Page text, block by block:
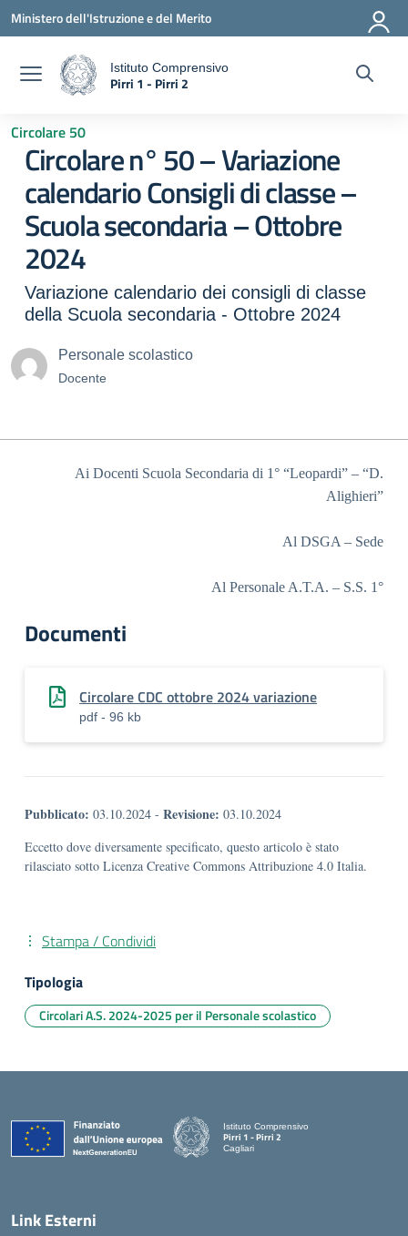
Vai ai contenuti
Vai al menu di navigazione
Vai al footer
Ministero dell'Istruzione e del Merito
Istituto Comprensivo
Pirri 1 - Pirri 2
Circolare 50
Circolare n° 50 – Variazione
calendario Consigli di classe –
Scuola secondaria – Ottobre
2024
Variazione calendario dei consigli di classe
della Scuola secondaria - Ottobre 2024
Personale scolastico
Docente
Ai Docenti Scuola Secondaria di 1° “Leopardi” – “D.
Alighieri”
Al DSGA – Sede
Al Personale A.T.A. – S.S. 1°
Documenti
Circolare CDC ottobre 2024 variazione
pdf - 96 kb
Pubblicato: 03.10.2024 - Revisione: 03.10.2024
Eccetto dove diversamente specificato, questo articolo è stato
rilasciato sotto Licenza Creative Commons Attribuzione 4.0 Italia.
Stampa / Condividi
Tipologia
Circolari A.S. 2024-2025 per il Personale scolastico
Istituto Comprensivo
Pirri 1 - Pirri 2
Cagliari
Link Esterni